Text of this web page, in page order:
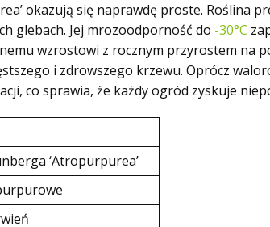
okazują się naprawdę proste. Roślina
glebach. Jej mrozoodporność do -30°C
wzrostowi z rocznym przyrostem na
i zdrowszego krzewu. Oprócz
co sprawia, że każdy ogród zyskuje
‘Atropurpurea’